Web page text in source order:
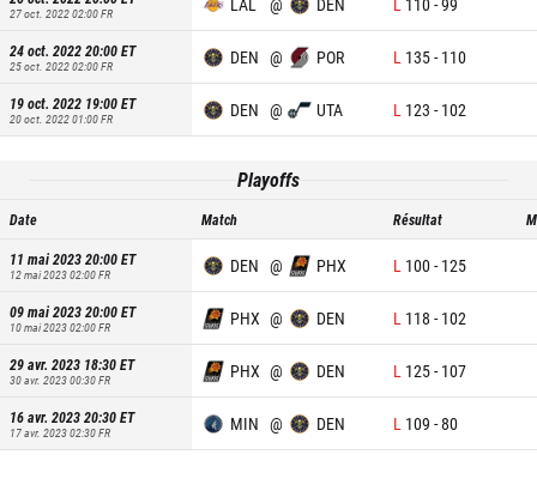
27 oct. 2022 02:00FR
24 oct. 2022 20:00ET
25 oct. 2022 02:00FR DEN @ POR L 135- 110
19 oct. 2022 19:00ET
20 oct. 2022 01:00FR DEN @ UTA L 123 - 102
Playoffs
Date Match Résultat
11 mai 2023 20:00ET
12 mai 2023 02:00FR DEN @ PHX L 100- 125
09 mai 2023 20:00ET
10 mai 2023 02:00FR PHX @ DEN L 118 - 102
29 avr. 2023 18:30ET
30 avr. 2023 00:30FR PHX @ DEN L 125- 107
16 avr. 2023 20:30ET
17 avr. 2023 02:30FR MIN @ DEN L 109 -80